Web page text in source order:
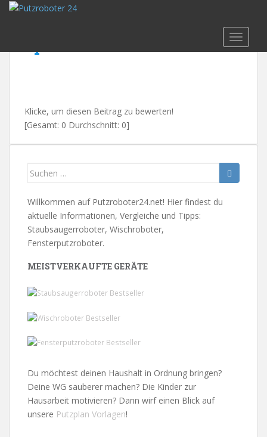
Skip to main content
wischroboter_vergleich_t
Klicke, um diesen Beitrag zu bewerten!
[Gesamt: 0 Durchschnitt: 0]
Suchen
Willkommen auf Putzroboter24.net! Hier findest du
aktuelle Informationen, Vergleiche und Tipps:
Staubsaugerroboter, Wischroboter,
Fensterputzroboter.
MEISTVERKAUFTE GERÄTE
Du möchtest deinen Haushalt in Ordnung bringen?
Deine WG sauberer machen? Die Kinder zur
Hausarbeit motivieren? Dann wirf einen Blick auf
unsere Putzplan Vorlagen!